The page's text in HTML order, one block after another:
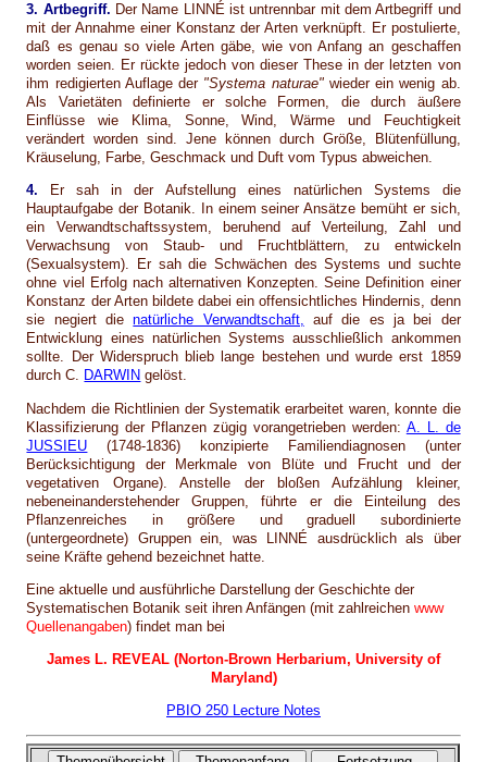
3. Artbegriff. Der Name LINNÉ ist untrennbar mit dem Artbegriff und
mit der Annahme einer Konstanz der Arten verknüpft. Er postulierte,
daß es genau so viele Arten gäbe, wie von Anfang an geschaffen
worden seien. Er rückte jedoch von dieser These in der letzten von
ihm redigierten Auflage der "Systema naturae"wieder ein wenig ab.
Als Varietäten definierte er solche Formen, die durch äußere
Einflüsse wie Klima, Sonne, Wind, Wärme und Feuchtigkeit
verändert worden sind. Jene können durch Größe, Blütenfüllung,
Kräuselung, Farbe, Geschmack und Duft vom Typus abweichen.
4. Er sah in der Aufstellung eines natürlichen Systems die
Hauptaufgabe der Botanik. In einem seiner Ansätze bemüht er sich,
ein Verwandtschaftssystem, beruhend auf Verteilung, Zahl und
Verwachsung von Staub- und Fruchtblättern, zu entwickeln
(Sexualsystem). Er sah die Schwächen des Systems und suchte
ohne viel Erfolg nach alternativen Konzepten. Seine Definition einer
Konstanz der Arten bildete dabei ein offensichtliches Hindernis, denn
sie negiert dienatürliche Verwandtschaft, auf die es ja bei der
Entwicklung eines natürlichen Systems ausschließlich ankommen
sollte. Der Widerspruch blieb lange bestehen und wurde erst 1859
durch C. DARWIN gelöst.
Nachdem die Richtlinien der Systematik erarbeitet waren, konnte die
Klassifizierung der Pflanzen zügig vorangetrieben werden: A. L. de
JUSSIEU (1748-1836) konzipierte Familiendiagnosen (unter
Berücksichtigung der Merkmale von Blüte und Frucht und der
vegetativen Organe). Anstelle der bloßen Aufzählung kleiner,
nebeneinanderstehender Gruppen, führte er die Einteilung des
Pflanzenreiches in größere und graduell subordinierte
(untergeordnete) Gruppen ein, was LINNÉ ausdrücklich als über
seine Kräfte gehend bezeichnet hatte.
Eine aktuelle und ausführliche Darstellung der Geschichte der
Systematischen Botanik seit ihren Anfängen (mit zahlreichenwww
Quellenangaben) findet man bei
James L. REVEAL (Norton-Brown Herbarium, University of
Maryland)
PBIO 250 Lecture Notes